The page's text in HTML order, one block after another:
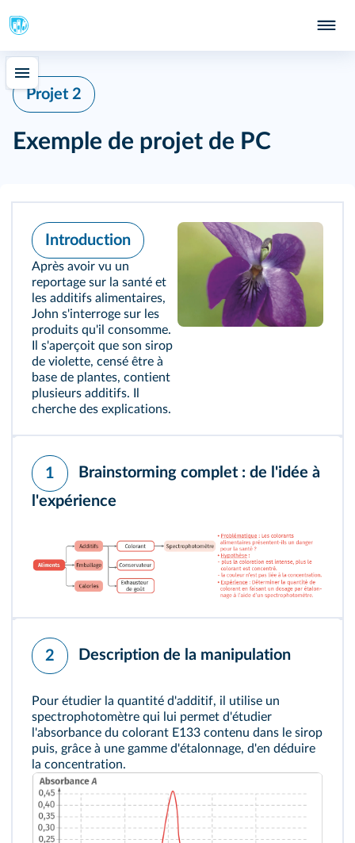
Projet 2
Exemple de projet de PC
Introduction
Après avoir vu un
reportage sur la santé et
les additifs alimentaires,
John s'interroge sur les
produits qu'il consomme.
Il s'aperçoit que son sirop
de violette, censé être à
base de plantes, contient
plusieurs additifs. Il
cherche des explications.
1
Brainstorming complet : de l'idée à
l'expérience
2 Description de la manipulation
Pour étudier la quantité d'additif, il utilise un
spectrophotomètre qui lui permet d'étudier
l'absorbance du colorant E133 contenu dans le sirop
puis, grâce à une gamme d'étalonnage, d'en déduire
la concentration.